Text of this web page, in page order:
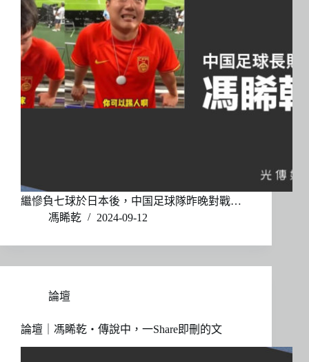
繼慘負七球於日本後，中国足球隊昨晚對戰…
馮睎乾
2024-09-12
論壇
論壇｜馮睎乾・傳說中，一Share即刪的文